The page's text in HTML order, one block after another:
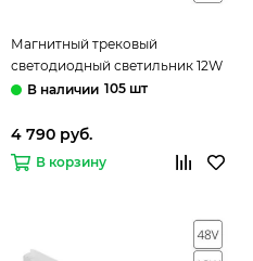
Магнитный трековый
светодиодный светильник 12W
3000K A1165PL-1WH белый Rapid
105 шт
4 790 руб.
В корзину